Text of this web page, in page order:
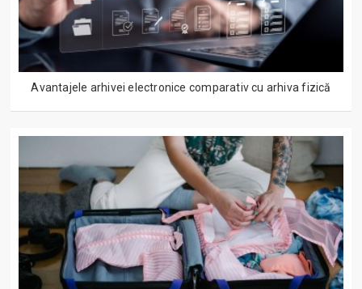
Avantajele arhivei electronice comparativ cu arhiva fizică